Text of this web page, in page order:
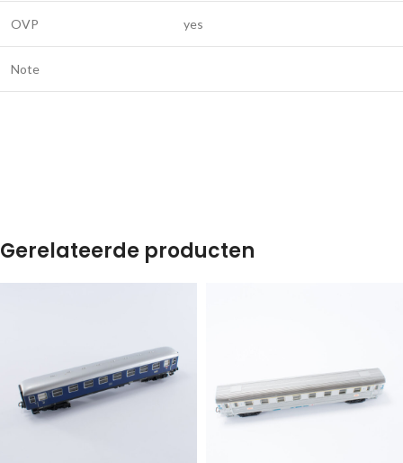
OVP yes
Note
Gerelateerde producten